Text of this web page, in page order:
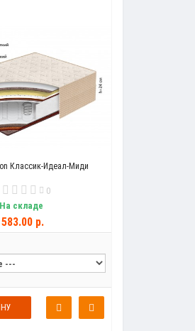
Классик-Идеал-Миди
0
На складе
583.00 р.